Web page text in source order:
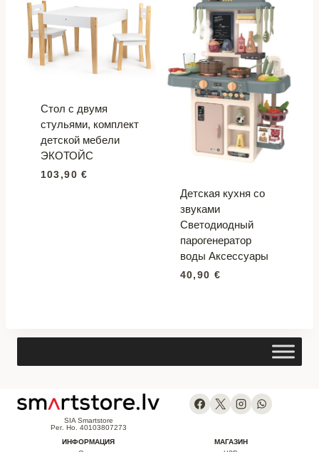
Стол с двумя
стульями, комплект
детской мебели
ЭКОТОЙС
103,90€
Детская кухня со
звуками
Светодиодный
парогенератор
воды Аксессуары
40,90 €
SIA Smartstore
Рег. Но. 40103807273
ИНФОРМАЦИЯ
МАГАЗИН